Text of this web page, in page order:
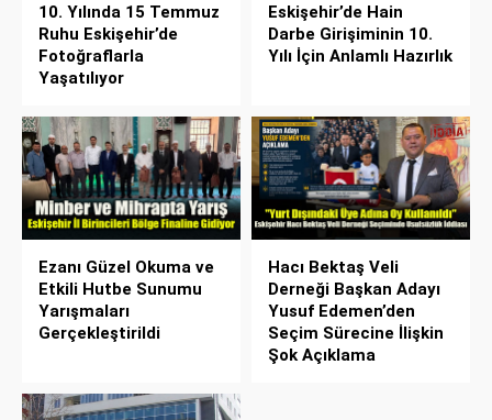
10. Yılında 15 Temmuz
Ruhu Eskişehir’de
Fotoğraflarla
Yaşatılıyor
Eskişehir’de Hain
Darbe Girişiminin 10.
Yılı İçin Anlamlı Hazırlık
Ezanı Güzel Okuma ve
Etkili Hutbe Sunumu
Yarışmaları
Gerçekleştirildi
Hacı Bektaş Veli
Derneği Başkan Adayı
Yusuf Edemen’den
Seçim Sürecine İlişkin
Şok Açıklama